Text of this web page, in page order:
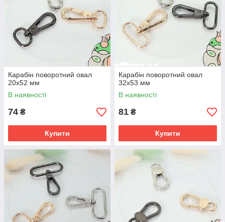
Карабін поворотний овал
20х52 мм
В наявності
74 ₴
Купити
Карабін поворотний овал
32х53 мм
В наявності
81 ₴
Купити